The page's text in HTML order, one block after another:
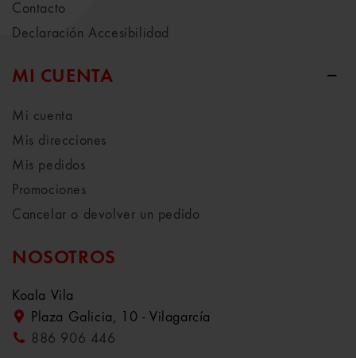
Contacto
Declaración Accesibilidad
MI CUENTA
Mi cuenta
Mis direcciones
Mis pedidos
Promociones
Cancelar o devolver un pedido
NOSOTROS
Koala Vila
Plaza Galicia, 10 - Vilagarcía
886 906 446